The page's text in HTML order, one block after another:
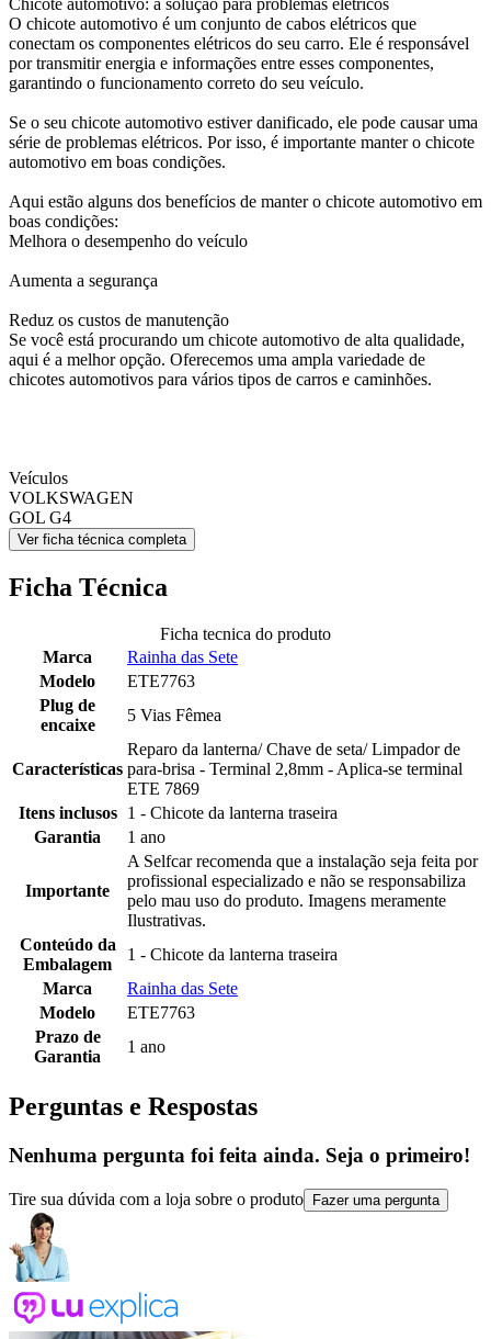
Chicote automotivo: a solução para problemas elétricos
O chicote automotivo é um conjunto de cabos elétricos que
conectam os componentes elétricos do seu carro. Ele é responsável
por transmitir energia e informações entre esses componentes,
garantindo o funcionamento correto do seu veículo.
Se o seu chicote automotivo estiver danificado, ele pode causar uma
série de problemas elétricos. Por isso, é importante manter o chicote
automotivo em boas condições.
Aqui estão alguns dos benefícios de manter o chicote automotivo em
boas condições:
Melhora o desempenho do veículo
Aumenta a segurança
Reduz os custos de manutenção
Se você está procurando um chicote automotivo de alta qualidade,
aqui é a melhor opção. Oferecemos uma ampla variedade de
chicotes automotivos para vários tipos de carros e caminhões.
Veículos
VOLKSWAGEN
GOL G4
Ver ficha técnica completa
Ficha Técnica
Ficha tecnica do produto
Marca
Rainha das Sete
Modelo
ETE7763
Plug de
encaixe
5 Vias Fêmea
Características
Reparo da lanterna/ Chave de seta/ Limpador de
para-brisa - Terminal 2,8mm - Aplica-se terminal
ETE 7869
Itens inclusos
1 - Chicote da lanterna traseira
Garantia
1 ano
Importante
A Selfcar recomenda que a instalação seja feita por
profissional especializado e não se responsabiliza
pelo mau uso do produto. Imagens meramente
Ilustrativas.
Conteúdo da
Embalagem
1 - Chicote da lanterna traseira
Marca
Rainha das Sete
Modelo
ETE7763
Prazo de
Garantia
1 ano
Perguntas e Respostas
Nenhuma pergunta foi feita ainda. Seja o primeiro!
Tire sua dúvida com a loja sobre o produto Fazer uma pergunta